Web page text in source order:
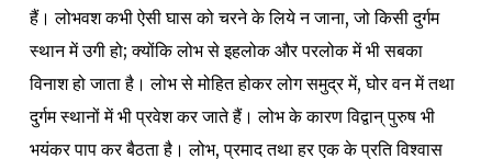
हैं। लोभवश कभी ऐसी घास को चरने के लिये न जाना, जो किसी दुर्गम
स्थान में उगी हो; क्योंकि लोभ से इहलोक और परलोक में भी सबका
विनाश हो जाता है। लोभ से मोहित होकर लोग समुद्र में, घोर वन में तथा
दुर्गम स्थानों में भी प्रवेश कर जाते हैं। लोभ के कारण विद्वान् पुरुष भी
भयंकर पाप कर बैठता है। लोभ, प्रमाद तथा हर एक के प्रति विश्वास